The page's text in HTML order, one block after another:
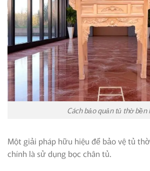
Cách bảo quản tủ thờ bền
Một giải pháp hữu hiệu để bảo vệ tủ
chính là sử dụng bọc chân tủ.